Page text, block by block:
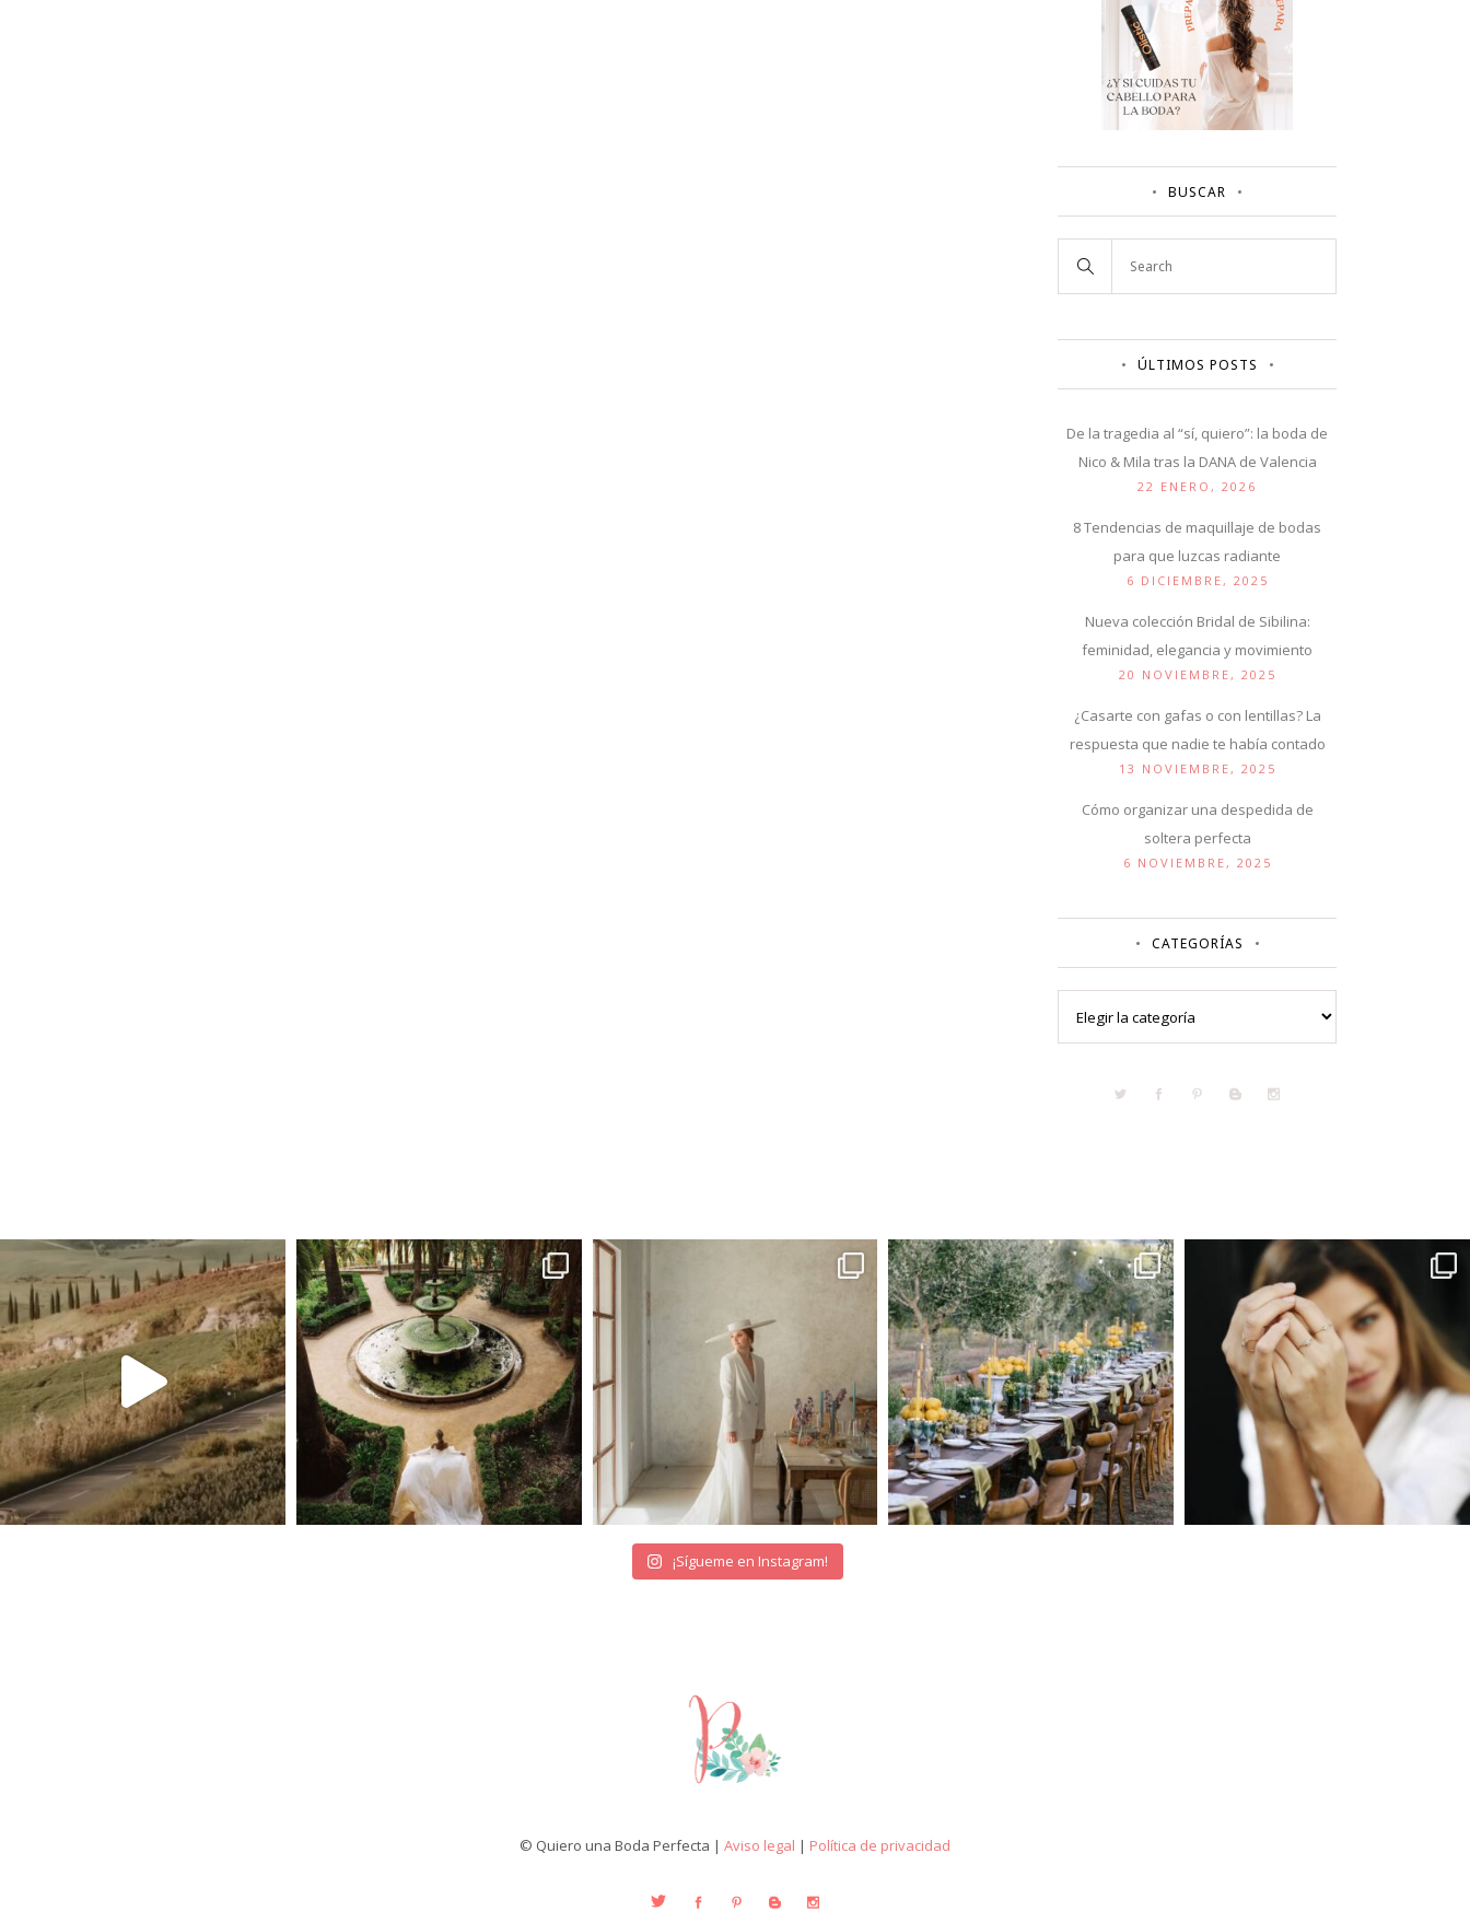
BUSCAR
ÚLTIMOS POSTS
De la tragedia al “sí, quiero”: la boda de
Nico & Mila tras la DANA de Valencia
22 ENERO, 2026
8 Tendencias de maquillaje de bodas
para que luzcas radiante
6 DICIEMBRE, 2025
Nueva colección Bridal de Sibilina:
feminidad, elegancia y movimiento
20 NOVIEMBRE, 2025
¿Casarte con gafas o con lentillas? La
respuesta que nadie te había contado
13 NOVIEMBRE, 2025
Cómo organizar una despedida de
soltera perfecta
6 NOVIEMBRE, 2025
CATEGORÍAS
¡Sígueme en Instagram!
© Quiero una Boda Perfecta | Aviso legal | Política de privacidad